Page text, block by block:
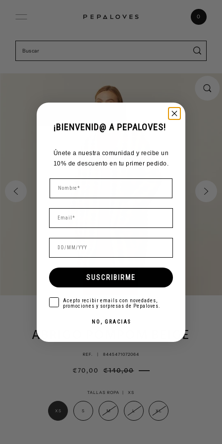
0
ABRIGO POMPOM BEIGE
REF. | 8445471072064
€70,00 €140,00
TALLAS ROPA | XS
XS S M L XL
¡BIENVENID@ A PEPALOVES!
Únete a nuestra comunidad y recibe un
10% de descuento en tu primer pedido.
SUSCRIBIRME
aceptarAcepto recibir emails con novedades,
promociones y sorpresas de Pepaloves.
NO, GRACIAS